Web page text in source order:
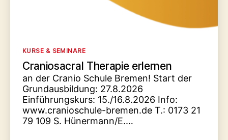
Kategorien
KURSE & SEMINARE
Craniosacral Therapie erlernen
an der Cranio Schule Bremen! Start der
Grundausbildung: 27.8.2026
Einführungskurs: 15./16.8.2026 Info:
www.cranioschule-bremen.de T.: 0173 21
79 109 S. Hünermann/E.…